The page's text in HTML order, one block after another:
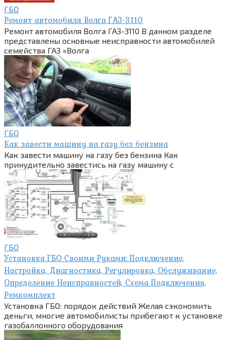
ГБО
Ремонт автомобиля Волга ГАЗ-3110
Ремонт автомобиля Волга ГАЗ-3110 В данном разделе
представлены основные неисправности автомобилей
семейства ГАЗ «Волга
ГБО
Как завести машину на газу без бензина
Как завести машину на газу без бензина Как
принудительно завестись на газу машину с
ГБО
Установка ГБО Своими Руками: Подключение,
Настройка, Диагностика, Регулировка, Обслуживание,
Определение Неисправностей, Схема Подключения,
Ремкомплект
Установка ГБО: порядок действий Желая сэкономить
деньги, многие автомобилисты прибегают к установке
газобаллонного оборудования